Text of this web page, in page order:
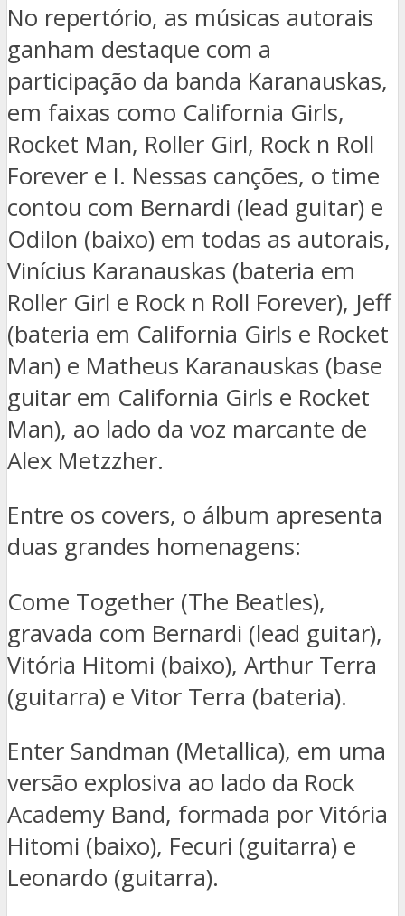
No repertório, as músicas autorais
ganham destaque com a
participação da banda Karanauskas,
em faixas como California Girls,
Rocket Man, Roller Girl, Rock n Roll
Forever e I. Nessas canções, o time
contou com Bernardi (lead guitar) e
Odilon (baixo) em todas as autorais,
Vinícius Karanauskas (bateria em
Roller Girl e Rock n Roll Forever), Jeff
(bateria em California Girls e Rocket
Man) e Matheus Karanauskas (base
guitar em California Girls e Rocket
Man), ao lado da voz marcante de
Alex Metzzher.
Entre os covers, o álbum apresenta
duas grandes homenagens:
Come Together (The Beatles),
gravada com Bernardi (lead guitar),
Vitória Hitomi (baixo), Arthur Terra
(guitarra) e Vitor Terra (bateria).
Enter Sandman (Metallica), em uma
versão explosiva ao lado da Rock
Academy Band, formada por Vitória
Hitomi (baixo), Fecuri (guitarra) e
Leonardo (guitarra).